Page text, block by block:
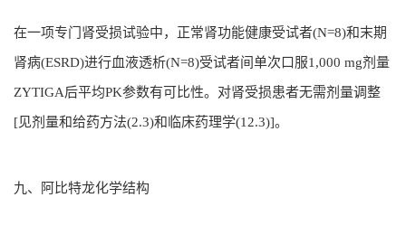
在一项专门肾受损试验中，正常肾功能健康受试者(N=8)和末期
肾病(ESRD)进行血液透析(N=8)受试者间单次口服1,000 mg剂量
ZYTIGA后平均PK参数有可比性。对肾受损患者无需剂量调整
[见剂量和给药方法(2.3)和临床药理学(12.3)]。
九、阿比特龙化学结构